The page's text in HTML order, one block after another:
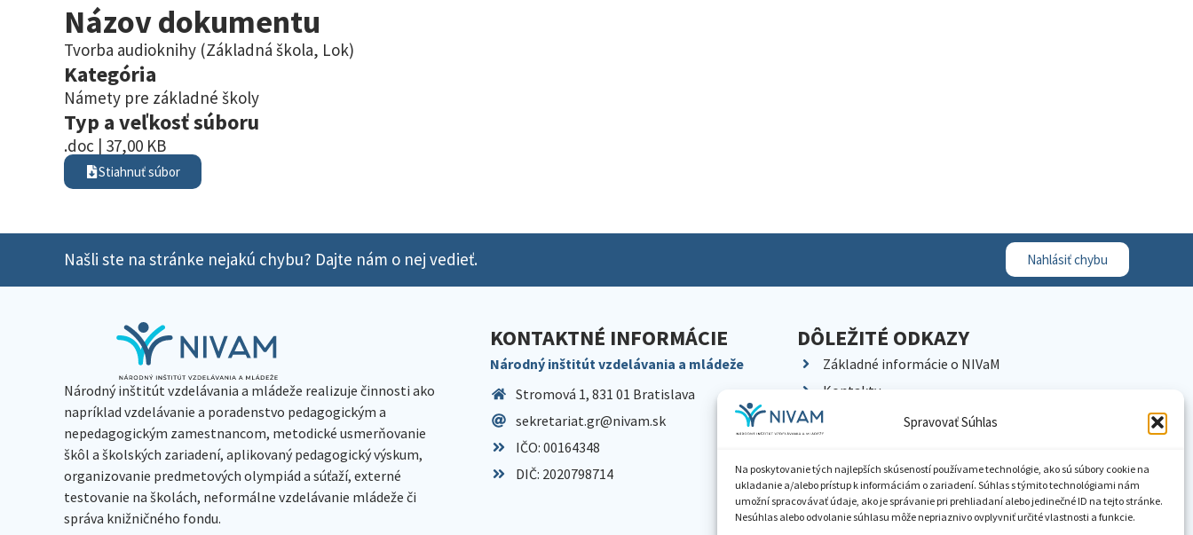
Spravovať Súhlas
Na poskytovanie tých najlepších skúseností používame technológie, ako sú súbory cookie na
ukladanie a/alebo prístup k informáciám o zariadení. Súhlas s týmito technológiami nám
umožní spracovávať údaje, ako je správanie pri prehliadaní alebo jedinečné ID na tejto stránke.
Nesúhlas alebo odvolanie súhlasu môže nepriaznivo ovplyvniť určité vlastnosti a funkcie.
Názov dokumentu
Tvorba audioknihy (Základná škola, Lok)
Kategória
Námety pre základné školy
Typ a veľkosť súboru
.doc | 37,00 KB
Stiahnuť súbor
Našli ste na stránke nejakú chybu? Dajte nám o nej vedieť. Nahlásiť chybu
Národný inštitút vzdelávania a mládeže realizuje činnosti ako
napríklad vzdelávanie a poradenstvo pedagogickým a
nepedagogickým zamestnancom, metodické usmerňovanie
škôl a školských zariadení, aplikovaný pedagogický výskum,
organizovanie predmetových olympiád a súťaží, externé
testovanie na školách, neformálne vzdelávanie mládeže či
správa knižničného fondu.
KONTAKTNÉ INFORMÁCIE
Národný inštitút vzdelávania a mládeže
Stromová 1, 831 01 Bratislava
sekretariat.gr@nivam.sk
IČO: 00164348
DIČ: 2020798714
DÔLEŽITÉ ODKAZY
Základné informácie o NIVaM
Kontakty
Kariéra
Pracoviská NIVaM
Dokumenty inštitúcie
Knižnica